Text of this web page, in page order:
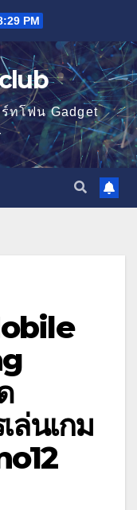
PM
ทโฟน Gadget
ล่นเกม